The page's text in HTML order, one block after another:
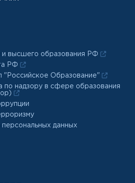
и высшего образования РФ
РФ
"Российское Образование"
по надзору в сфере образования
данных